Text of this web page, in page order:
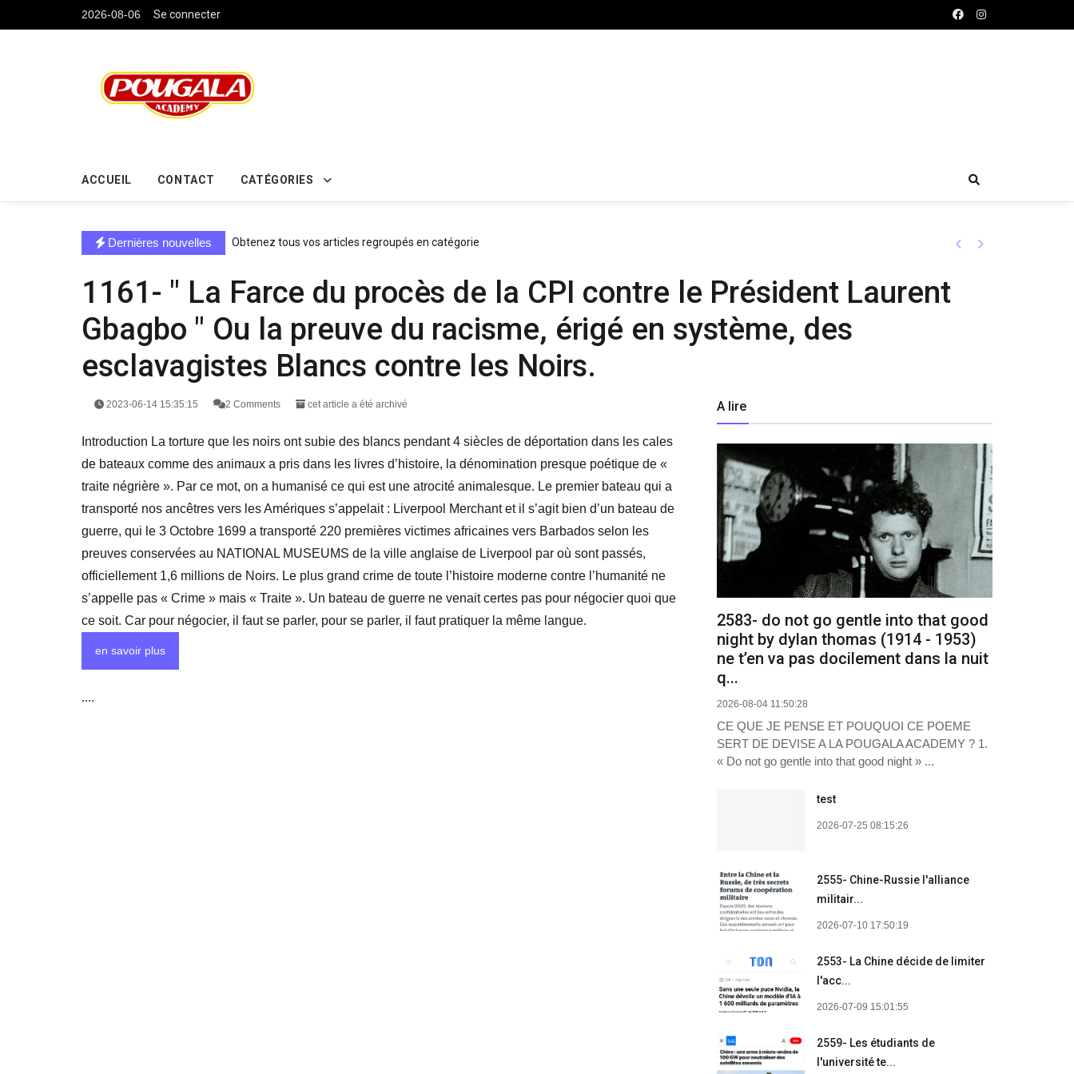
2026-08-06 Se connecter
ACCUEIL CONTACT CATÉGORIES
Dernières nouvelles Obtenez tous vos articles regroupés en catégorie
Previous
Next
1161- " La Farce du procès de la CPI contre le Président Laurent
Gbagbo " Ou la preuve du racisme, érigé en système, des
esclavagistes Blancs contre les Noirs.
2023-06-14 15:35:15 2 Comments cet article a été archivé
Introduction La torture que les noirs ont subie des blancs pendant 4 siècles de déportation dans les cales
de bateaux comme des animaux a pris dans les livres d’histoire, la dénomination presque poétique de «
traite négrière ». Par ce mot, on a humanisé ce qui est une atrocité animalesque. Le premier bateau qui a
transporté nos ancêtres vers les Amériques s’appelait : Liverpool Merchant et il s’agit bien d’un bateau de
guerre, qui le 3 Octobre 1699 a transporté 220 premières victimes africaines vers Barbados selon les
preuves conservées au NATIONAL MUSEUMS de la ville anglaise de Liverpool par où sont passés,
officiellement 1,6 millions de Noirs. Le plus grand crime de toute l’histoire moderne contre l’humanité ne
s’appelle pas « Crime » mais « Traite ». Un bateau de guerre ne venait certes pas pour négocier quoi que
ce soit. Car pour négocier, il faut se parler, pour se parler, il faut pratiquer la même langue.
en savoir plus
....
A lire
2583- do not go gentle into that good
night by dylan thomas (1914 - 1953)
ne t’en va pas docilement dans la nuit
q...
2026-08-04 11:50:28
CE QUE JE PENSE ET POUQUOI CE POEME
SERT DE DEVISE A LA POUGALA ACADEMY ? 1.
« Do not go gentle into that good night » ...
test
2026-07-25 08:15:26
2555- Chine-Russie l'alliance
militair...
2026-07-10 17:50:19
2553- La Chine décide de limiter
l'acc...
2026-07-09 15:01:55
2559- Les étudiants de
l'université te...